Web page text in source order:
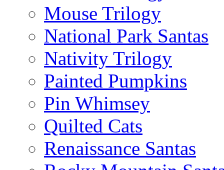
Mouse Trilogy
National Park Santas
Nativity Trilogy
Painted Pumpkins
Pin Whimsey
Quilted Cats
Renaissance Santas